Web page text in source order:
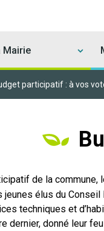
Mairie
participatif : à vos
de la commune,
jeunes élus du
techniques et
dernier, donné leur